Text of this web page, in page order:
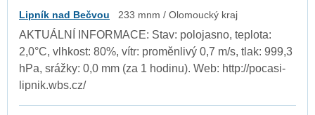
Lipník nad Bečvou 233 mnm / Olomoucký kraj
AKTUÁLNÍ INFORMACE: Stav: polojasno, teplota:
2,0°C, vlhkost: 80%, vítr: proměnlivý 0,7 m/s, tlak: 999,3
hPa, srážky: 0,0 mm (za 1 hodinu). Web: http://pocasi-
lipnik.wbs.cz/